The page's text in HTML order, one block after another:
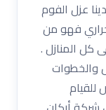
عزل الفوم
فهو من
كل المنازل .
والخطوات
للقيام